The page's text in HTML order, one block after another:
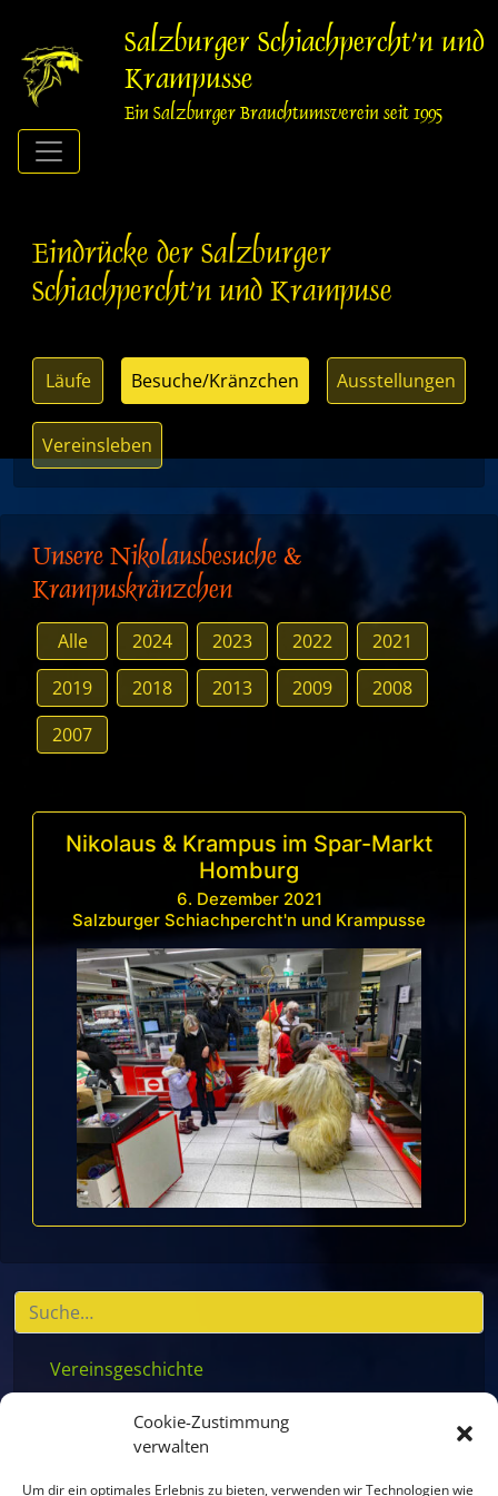
Cookie-Zustimmung
verwalten
Um dir ein optimales Erlebnis zu bieten, verwenden wir Technologien wie
Inhalt
Salzburger Schiachpercht'n und
Krampusse
Ein Salzburger Brauchtumsverein seit 1995
Eindrücke der Salzburger
Schiachpercht'n und Krampuse
Läufe Besuche/Kränzchen Ausstellungen
Vereinsleben
Unsere Nikolausbesuche &
Krampuskränzchen
Alle 2024 2023 2022
2021
2019
2018 2013 2009
2008
2007
Nikolaus & Krampus im Spar-Markt
Homburg
6. Dezember 2021
Salzburger Schiachpercht'n und Krampusse
Vereinsgeschichte
Vereinsleben